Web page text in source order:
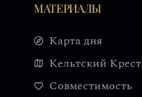
МАТЕРИАЛЫ
Карта дня
Кельтский Крест
Совместимость